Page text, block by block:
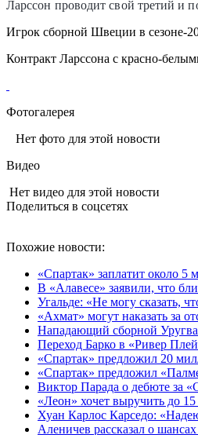
Ларссон проводит свой третий и
Игрок сборной Швеции в сезоне-
Контракт Ларссона с красно-
Фотогалерея
Нет фото для этой новости
Видео
Нет видео для этой новости
Поделиться в соцсетях
Похожие новости:
«Спартак» заплатит около 5
В «Алавесе» заявили, что
Угальде: «Не могу сказать,
«Ахмат» могут наказать за
Нападающий сборной
Переход Барко в «Ривер
«Спартак» предложил 20
«Спартак» предложил
Виктор Парада о дебюте за
«Леон» хочет выручить до
Хуан Карлос Карседо:
Аленичев рассказал о